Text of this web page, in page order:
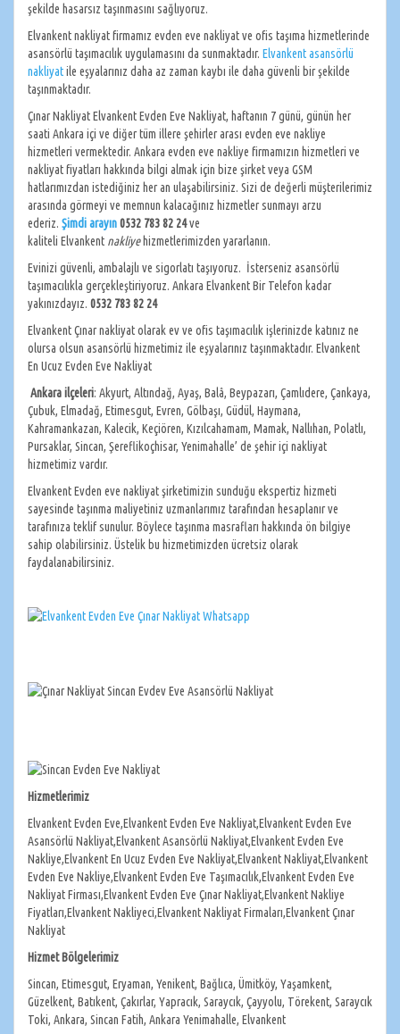
şekilde hasarsız taşınmasını sağlıyoruz.
Elvankent nakliyat firmamız evden eve nakliyat ve ofis taşıma hizmetlerinde
asansörlü taşımacılık uygulamasını da sunmaktadır. Elvankent asansörlü
nakliyatile eşyalarınız daha az zaman kaybı ile daha güvenli bir şekilde
taşınmaktadır.
Çınar Nakliyat Elvankent Evden Eve Nakliyat, haftanın 7 günü, günün her
saati Ankara içi ve diğer tüm illere şehirler arası evden eve nakliye
hizmetleri vermektedir. Ankara evden eve nakliye firmamızın hizmetleri ve
nakliyat fiyatları hakkında bilgi almak için bize şirket veya GSM
hatlarımızdan istediğiniz her an ulaşabilirsiniz. Sizi de değerli müşterilerimiz
arasında görmeyi ve memnun kalacağınız hizmetler sunmayı arzu
ederiz. Şimdi arayın0532 783 82 24ve
kaliteli Elvankent nakliyehizmetlerimizden yararlanın.
Evinizi güvenli, ambalajlı ve sigorlatı taşıyoruz. İsterseniz asansörlü
taşımacılıkla gerçekleştiriyoruz. Ankara Elvankent Bir Telefon kadar
yakınızdayız. 0532 783 82 24
Elvankent Çınar nakliyat olarak ev ve ofis taşımacılık işlerinizde katınız ne
olursa olsun asansörlü hizmetimiz ile eşyalarınız taşınmaktadır. Elvankent
En Ucuz Evden Eve Nakliyat
Ankarailçeleri: Akyurt, Altındağ, Ayaş, Balâ, Beypazarı, Çamlıdere, Çankaya,
Çubuk, Elmadağ, Etimesgut, Evren, Gölbaşı, Güdül, Haymana,
Kahramankazan, Kalecik, Keçiören, Kızılcahamam, Mamak, Nallıhan, Polatlı,
Pursaklar, Sincan, Şereflikoçhisar, Yenimahalle’ de şehir içi nakliyat
hizmetimiz vardır.
Elvankent Evden eve nakliyat şirketimizin sunduğu ekspertiz hizmeti
sayesinde taşınma maliyetiniz uzmanlarımız tarafından hesaplanır ve
tarafınıza teklif sunulur. Böylece taşınma masrafları hakkında ön bilgiye
sahip olabilirsiniz. Üstelik bu hizmetimizden ücretsiz olarak
faydalanabilirsiniz.
Hizmetlerimiz
Elvankent Evden Eve,Elvankent Evden Eve Nakliyat,Elvankent Evden Eve
Asansörlü Nakliyat,Elvankent Asansörlü Nakliyat,Elvankent Evden Eve
Nakliye,Elvankent En Ucuz Evden Eve Nakliyat,Elvankent Nakliyat,Elvankent
Evden Eve Nakliye,Elvankent Evden Eve Taşımacılık,Elvankent Evden Eve
Nakliyat Firması,Elvankent Evden Eve Çınar Nakliyat,Elvankent Nakliye
Fiyatları,Elvankent Nakliyeci,Elvankent Nakliyat Firmaları,Elvankent Çınar
Nakliyat
Hizmet Bölgelerimiz
Sincan, Etimesgut, Eryaman, Yenikent, Bağlıca, Ümitköy, Yaşamkent,
Güzelkent, Batıkent, Çakırlar, Yapracık, Saraycık, Çayyolu, Törekent, Saraycık
Toki, Ankara, Sincan Fatih, Ankara Yenimahalle, Elvankent